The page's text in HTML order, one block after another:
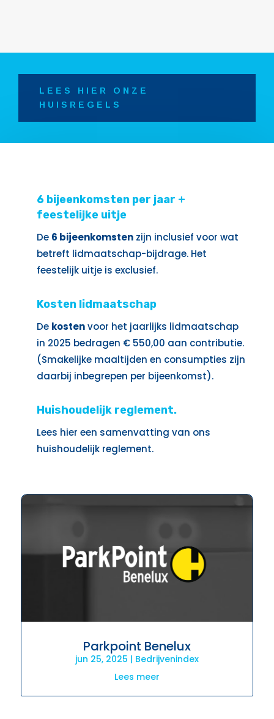
LEES HIER ONZE
HUISREGELS
6 bijeenkomsten per jaar +
feestelijke uitje
De 6 bijeenkomstenzijn inclusief voor wat
betreft lidmaatschap-bijdrage. Het
feestelijk uitje is exclusief.
Kosten lidmaatschap
De kostenvoor het jaarlijks lidmaatschap
in 2025 bedragen € 550,00 aan contributie.
(Smakelijke maaltijden en consumpties zijn
daarbij inbegrepen per bijeenkomst).
Huishoudelijk reglement.
Lees hier een samenvatting van ons
huishoudelijk reglement.
Parkpoint Benelux
jun 25, 2025 | Bedrijvenindex
Lees meer